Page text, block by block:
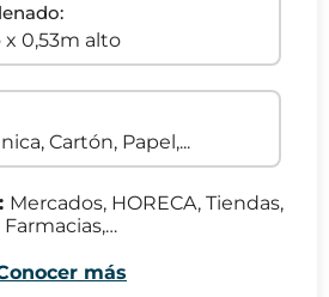
x 0,53m alto
Cartón, Papel,...
Mercados, HORECA, Tiendas,
Farmacias,…
más